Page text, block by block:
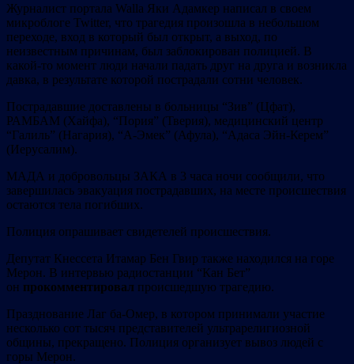
Журналист портала Walla Яки Адамкер написал в своем
микроблоге Twitter, что трагедия произошла в небольшом
переходе, вход в который был открыт, а выход, по
неизвестным причинам, был заблокирован полицией. В
какой-то момент люди начали падать друг на друга и возникла
давка, в результате которой пострадали сотни человек.
Пострадавшие доставлены в больницы “Зив” (Цфат),
РАМБАМ (Хайфа), “Пория” (Тверия), медицинский центр
“Галиль” (Нагария), “А-Эмек” (Афула), “Адаса Эйн-Керем”
(Иерусалим).
МАДА и добровольцы ЗАКА в 3 часа ночи сообщили, что
завершилась эвакуация пострадавших, на месте происшествия
остаются тела погибших.
Полиция опрашивает свидетелей происшествия.
Депутат Кнессета Итамар Бен Гвир также находился на горе
Мерон. В интервью радиостанции “Кан Бет”
он прокомментировал происшедшую трагедию.
Празднование Лаг ба-Омер, в котором принимали участие
несколько сот тысяч представителей ультрарелигиозной
общины, прекращено. Полиция организует вывоз людей с
горы Мерон.